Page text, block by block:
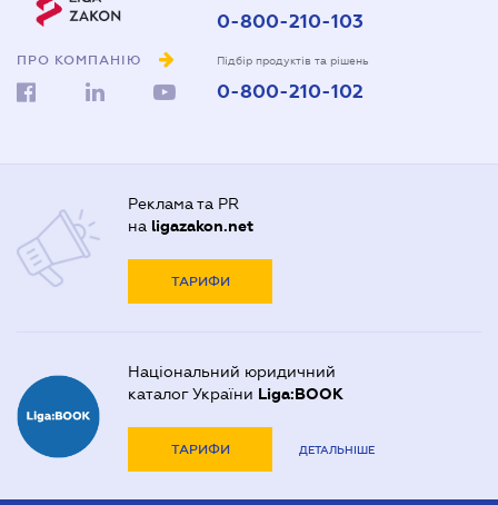
ПРО КОМПАНІЮ
0-800-210-103
Підбір продуктів та рішень
0-800-210-102
Реклама та PR
на ligazakon.net
ТАРИФИ
Національний юридичний
каталог України Liga:BOOK
ТАРИФИ ДЕТАЛЬНІШЕ